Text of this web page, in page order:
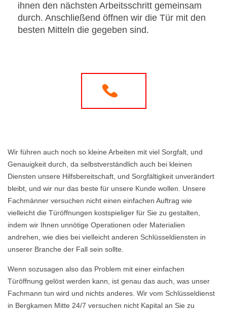
ihnen den nächsten Arbeitsschritt gemeinsam
durch. Anschließend öffnen wir die Tür mit den
besten Mitteln die gegeben sind.
Wir führen auch noch so kleine Arbeiten mit viel Sorgfalt, und
Genauigkeit durch, da selbstverständlich auch bei kleinen
Diensten unsere Hilfsbereitschaft, und Sorgfältigkeit unverändert
bleibt, und wir nur das beste für unsere Kunde wollen. Unsere
Fachmänner versuchen nicht einen einfachen Auftrag wie
vielleicht die Türöffnungen kostspieliger für Sie zu gestalten,
indem wir Ihnen unnötige Operationen oder Materialien
andrehen, wie dies bei vielleicht anderen Schlüsseldiensten in
unserer Branche der Fall sein sollte.
Wenn sozusagen also das Problem mit einer einfachen
Türöffnung gelöst werden kann, ist genau das auch, was unser
Fachmann tun wird und nichts anderes. Wir vom Schlüsseldienst
in Bergkamen Mitte 24/7 versuchen nicht Kapital an Sie zu